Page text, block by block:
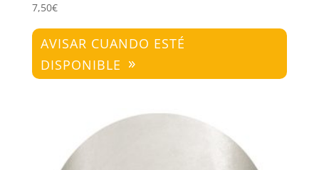
7,50€
AVISAR CUANDO ESTÉ
DISPONIBLE